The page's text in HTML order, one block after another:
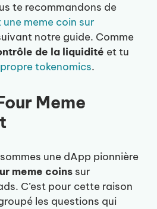
te recommandons de
meme coin sur
notre guide. Comme
de la liquidité et tu
tokenomics.
Meme
une dApp pionnière
meme coins sur
C’est pour cette raison
les questions qui